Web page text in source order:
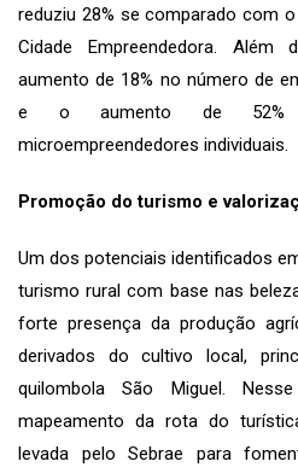
reduziu 28% se comparado com
Cidade Empreendedora.
aumento de 18% no número de
e o aumento de 52%
microempreendedores individuais.
Promoção do turismo e
Um dos potenciais identificados
turismo rural com base nas
forte presença da produção
derivados do cultivo local,
quilombola São Miguel.
mapeamento da rota do
levada pelo Sebrae para